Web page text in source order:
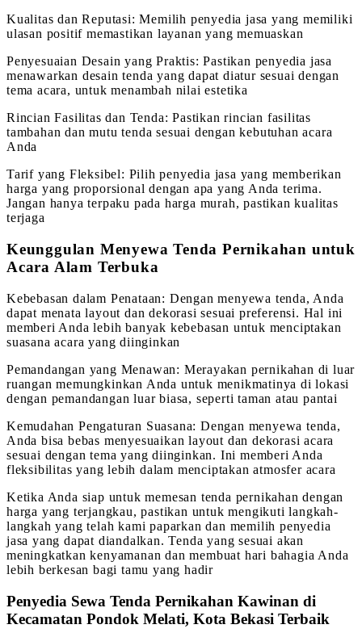
Kualitas dan Reputasi: Memilih penyedia jasa yang memiliki
ulasan positif memastikan layanan yang memuaskan
Penyesuaian Desain yang Praktis: Pastikan penyedia jasa
menawarkan desain tenda yang dapat diatur sesuai dengan
tema acara, untuk menambah nilai estetika
Rincian Fasilitas dan Tenda: Pastikan rincian fasilitas
tambahan dan mutu tenda sesuai dengan kebutuhan acara
Anda
Tarif yang Fleksibel: Pilih penyedia jasa yang memberikan
harga yang proporsional dengan apa yang Anda terima.
Jangan hanya terpaku pada harga murah, pastikan kualitas
terjaga
Keunggulan Menyewa Tenda Pernikahan untuk
Acara Alam Terbuka
Kebebasan dalam Penataan: Dengan menyewa tenda, Anda
dapat menata layout dan dekorasi sesuai preferensi. Hal ini
memberi Anda lebih banyak kebebasan untuk menciptakan
suasana acara yang diinginkan
Pemandangan yang Menawan: Merayakan pernikahan di luar
ruangan memungkinkan Anda untuk menikmatinya di lokasi
dengan pemandangan luar biasa, seperti taman atau pantai
Kemudahan Pengaturan Suasana: Dengan menyewa tenda,
Anda bisa bebas menyesuaikan layout dan dekorasi acara
sesuai dengan tema yang diinginkan. Ini memberi Anda
fleksibilitas yang lebih dalam menciptakan atmosfer acara
Ketika Anda siap untuk memesan tenda pernikahan dengan
harga yang terjangkau, pastikan untuk mengikuti langkah-
langkah yang telah kami paparkan dan memilih penyedia
jasa yang dapat diandalkan. Tenda yang sesuai akan
meningkatkan kenyamanan dan membuat hari bahagia Anda
lebih berkesan bagi tamu yang hadir
Penyedia Sewa Tenda Pernikahan Kawinan di
Kecamatan Pondok Melati, Kota Bekasi Terbaik